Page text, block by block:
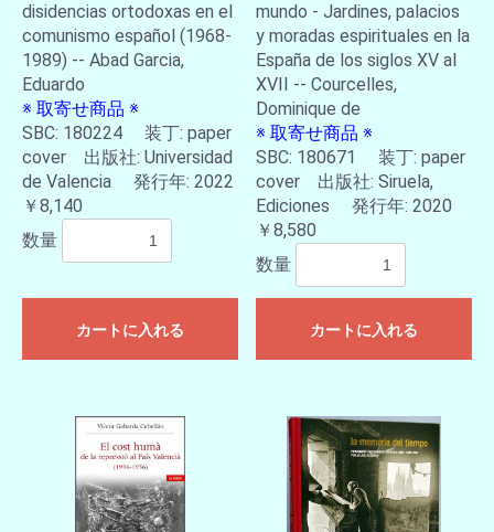
disidencias ortodoxas en el
comunismo español (1968-
1989) -- Abad Garcia,
Eduardo
※ 取寄せ商品 ※
SBC: 180224 装丁: paper
cover 出版社: Universidad
de Valencia 発行年: 2022
￥8,140
数量
カートに入れる
mundo - Jardines, palacios
y moradas espirituales en la
España de los siglos XV al
XVII -- Courcelles,
Dominique de
※ 取寄せ商品 ※
SBC: 180671 装丁: paper
cover 出版社: Siruela,
Ediciones 発行年: 2020
￥8,580
数量
カートに入れる